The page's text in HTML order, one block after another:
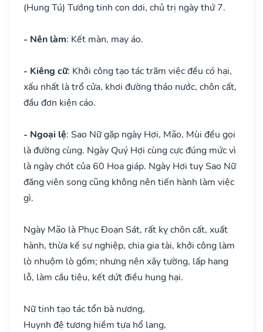
(Hung Tú) Tướng tinh con dơi, chủ trị ngày thứ 7.
- Nên làm: Kết màn, may áo.
- Kiêng cữ: Khởi công tạo tác trăm việc đều có hại,
xấu nhất là trổ cửa, khơi đường tháo nước, chôn cất,
đầu đơn kiện cáo.
- Ngoại lệ: Sao Nữ gặp ngày Hợi, Mão, Mùi đều gọi
là đường cùng. Ngày Quý Hợi cùng cực đúng mức vì
là ngày chót của 60 Hoa giáp. Ngày Hợi tuy Sao Nữ
đăng viên song cũng không nên tiến hành làm việc
gì.
Ngày Mão là Phục Đoạn Sát, rất kỵ chôn cất, xuất
hành, thừa kế sự nghiệp, chia gia tài, khởi công làm
lò nhuộm lò gốm; nhưng nên xây tường, lấp hang
lỗ, làm cầu tiêu, kết dứt điều hung hại.
Nữ tinh tạo tác tổn bà nương,
Huynh đệ tương hiềm tựa hổ lang,